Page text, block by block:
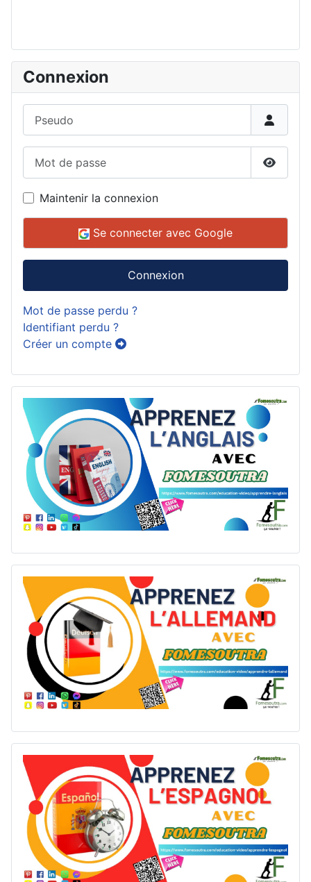
Connexion
Maintenir la connexion
Se connecter avec Google
Connexion
Mot de passe perdu ?
Identifiant perdu ?
Créer un compte